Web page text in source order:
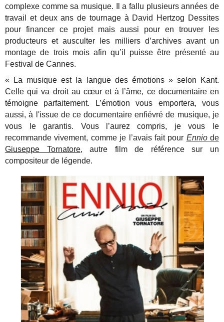
complexe comme sa musique. Il a fallu plusieurs années de
travail et deux ans de tournage à David Hertzog Dessites
pour financer ce projet mais aussi pour en trouver les
producteurs et ausculter les milliers d’archives avant un
montage de trois mois afin qu’il puisse être présenté au
Festival de Cannes.
« La musique est la langue des émotions » selon Kant.
Celle qui va droit au cœur et à l’âme, ce documentaire en
témoigne parfaitement. L’émotion vous emportera, vous
aussi, à l'issue de ce documentaire enfiévré de musique, je
vous le garantis. Vous l’aurez compris, je vous le
recommande vivement, comme je l’avais fait pour Ennio de
Giuseppe Tornatore, autre film de référence sur un
compositeur de légende.